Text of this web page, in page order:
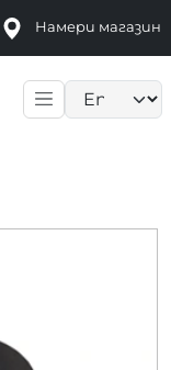
Намери магазин